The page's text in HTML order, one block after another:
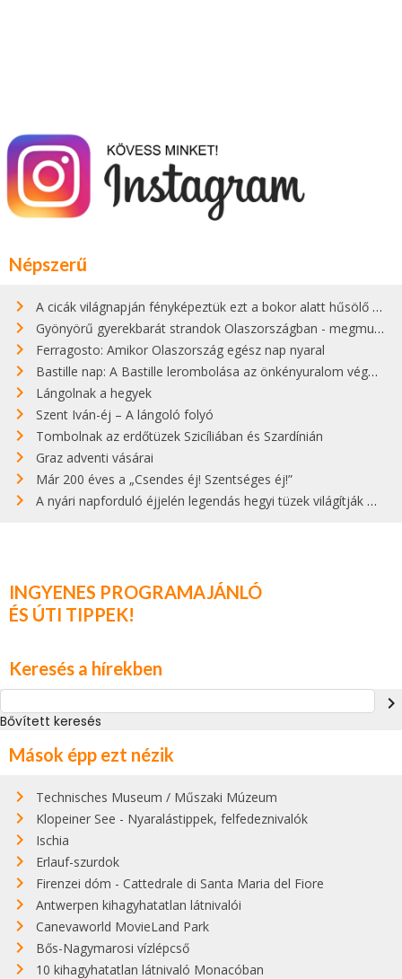
Népszerű
A cicák világnapján fényképeztük ezt a bokor alatt hűsölő cicát Kisorosziban
Gyönyörű gyerekbarát strandok Olaszországban - megmutatjuk a 15 legjobbat
Ferragosto: Amikor Olaszország egész nap nyaral
Bastille nap: A Bastille lerombolása az önkényuralom végét jelentette
Lángolnak a hegyek
Szent Iván-éj – A lángoló folyó
Tombolnak az erdőtüzek Szicíliában és Szardínián
Graz adventi vásárai
Már 200 éves a „Csendes éj! Szentséges éj!”
A nyári napforduló éjjelén legendás hegyi tüzek világítják meg Zugspitzét
INGYENES PROGRAMAJÁNLÓ
ÉS ÚTI TIPPEK!
Keresés a hírekben
navigate_next
Bővített keresés
Mások épp ezt nézik
Technisches Museum / Műszaki Múzeum
Klopeiner See - Nyaralástippek, felfedeznivalók
Ischia
Erlauf-szurdok
Firenzei dóm - Cattedrale di Santa Maria del Fiore
Antwerpen kihagyhatatlan látnivalói
Canevaworld MovieLand Park
Bős-Nagymarosi vízlépcső
10 kihagyhatatlan látnivaló Monacóban